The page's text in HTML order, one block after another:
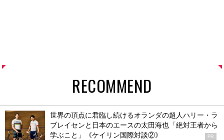
RECOMMEND
世界の頂点に君臨し続けるオランダの超人ハリー・ラ
ブレイセンと日本のエースの太田海也「絶対王者から
学ぶこと」《ケイリン国際対談②》
PR